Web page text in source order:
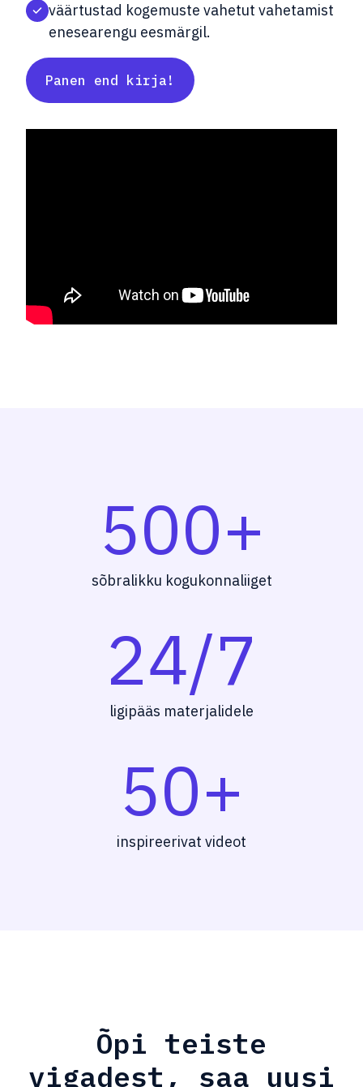
väärtustad kogemuste vahetut vahetamist
enesearengu eesmärgil.
Panen end kirja!
500+
sõbralikku kogukonnaliiget
24/7
ligipääs materjalidele
50+
inspireerivat videot
Õpi teiste
vigadest, saa uusi